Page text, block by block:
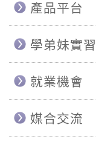
產品平台
學弟妹實習
就業機會
媒合交流